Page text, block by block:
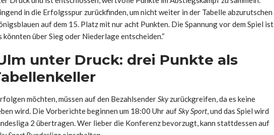
in die Erfolgsspur zurückfinden, um nicht weiter in der Tabelle abzurutschen
auf dem 15. Platz mit nur acht Punkten. Die Spannung vor dem Spiel ist
könnten über Sieg oder Niederlage entscheiden.“
unter Druck: drei Punkte als
möchten, müssen auf den BezahlsenderSkyzurückgreifen, da es keine
wird. Die Vorberichte beginnen um 18:00 Uhr aufSky Sport, und das Spiel wird
2 übertragen. Wer lieber die Konferenz bevorzugt, kann stattdessen auf